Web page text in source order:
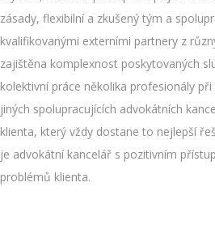
zásady, flexibilní a zkušený tým a
kvalifikovanými externími partnery z
zajištěna komplexnost poskytovaných
kolektivní práce několika profesionály
jiných spolupracujících advokátních
klienta, který vždy dostane to nejlepší
je advokátní kancelář s pozitivním
problémů klienta.